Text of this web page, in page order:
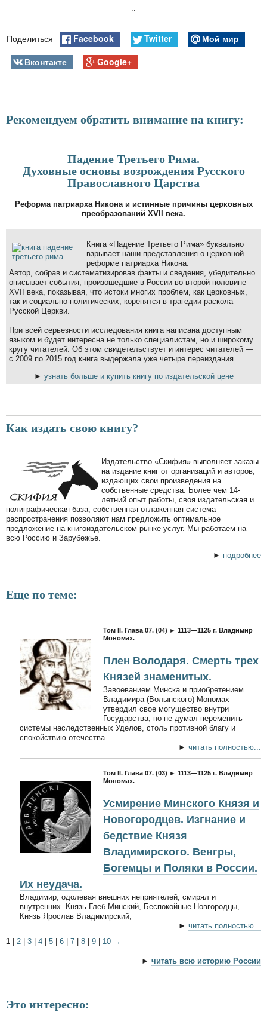
::
Поделиться Facebook Twitter
Мой мир
Вконтакте
Google+
Рекомендуем обратить внимание на книгу:
Падение Третьего Рима.
Духовные основы возрождения Русского
Православного Царства
Реформа патриарха Никона и истинные причины церковных
преобразований XVII века.
Книга «Падение Третьего Рима» буквально
взрывает наши представления о церковной
реформе патриарха Никона.
Автор, собрав и систематизировав факты и сведения, убедительно
описывает события, произошедшие в России во второй половине
XVII века, показывая, что истоки многих проблем, как церковных,
так и социально-политических, коренятся в трагедии раскола
Русской Церкви.
При всей серьезности исследования книга написана доступным
языком и будет интересна не только специалистам, но и широкому
кругу читателей. Об этом свидетельствует и интерес читателей —
с 2009 по 2015 год книга выдержала уже четыре переиздания.
► узнать больше и купить книгу по издательской цене
Как издать свою книгу?
Издательство «Скифия» выполняет заказы
на издание книг от организаций и авторов,
издающих свои произведения на
собственные средства. Более чем 14-
летний опыт работы, своя издательская и
полиграфическая база, собственная отлаженная система
распространения позволяют нам предложить оптимальное
предложение на книгоиздательском рынке услуг. Мы работаем на
всю Россию и Зарубежье.
► подробнее
Еще по теме:
Том II. Глава 07. (04) ► 1113—1125 г. Владимир
Мономах.
Плен Володаря. Смерть трех
Князей знаменитых.
Завоеванием Минска и приобретением
Владимира (Волынского) Мономах
утвердил свое могущество внутри
Государства, но не думал переменить
системы наследственных Уделов, столь противной благу и
спокойствию отечества.
► читать полностью...
Том II. Глава 07. (03) ► 1113—1125 г. Владимир
Мономах.
Усмирение Минского Князя и
Новогородцев. Изгнание и
бедствие Князя
Владимирского. Венгры,
Богемцы и Поляки в России.
Их неудача.
Владимир, одолевая внешних неприятелей, смирял и
внутренних. Князь Глеб Минский, Беспокойные Новгородцы,
Князь Ярослав Владимирский,
► читать полностью...
1
2 3 4 5 6 7 8 9 10 →
► читать всю историю России
Это интересно: